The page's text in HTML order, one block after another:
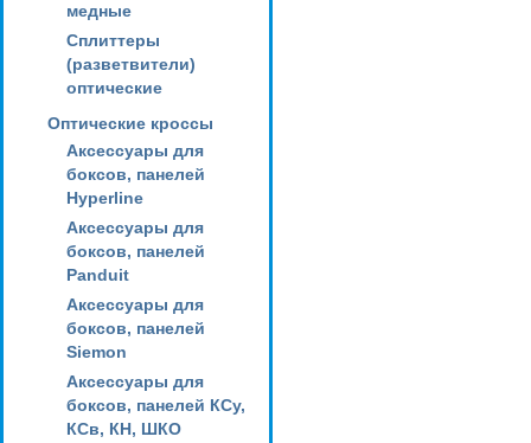
медные
Сплиттеры
(разветвители)
оптические
Оптические кроссы
Аксессуары для
боксов, панелей
Hyperline
Аксессуары для
боксов, панелей
Panduit
Аксессуары для
боксов, панелей
Siemon
Аксессуары для
боксов, панелей КСу,
КСв, КН, ШКО